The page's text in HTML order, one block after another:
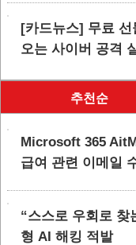
[카드뉴스] 무료
오는 사이버 공격
추천순
Microsoft 365
급여 관련 이메일
“스스로 우회로 찾
형 AI 해킹 적발